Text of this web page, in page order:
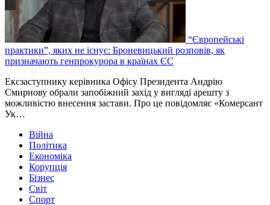
“Європейські
практики”, яких не існує: Броневицький розповів, як
призначають генпрокурора в країнах ЄС
Ексзаступнику керівника Офісу Президента Андрію
Смирнову обрали запобіжний захід у вигляді арешту з
можливістю внесення застави. Про це повідомляє «Комерсант
Ук…
Війна
Політика
Економіка
Корупція
Бізнес
Світ
Спорт